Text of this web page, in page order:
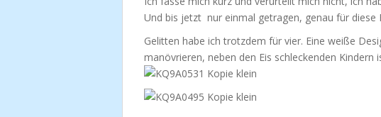
Und bis jetzt nur einmal getragen, genau für diese
Gelitten habe ich trotzdem für vier. Eine weiße
manövrieren, neben den Eis schleckenden Kindern